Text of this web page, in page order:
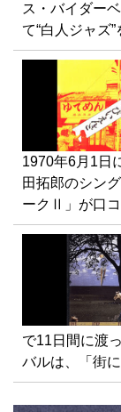
ス・バイダー
て“白人ジャズ
1970年6月1日
田拓郎のシン
ークⅡ」が口
で11日間に渡
バルは、「街